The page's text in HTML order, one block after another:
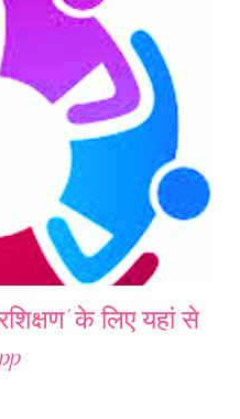
के लिए यहां से